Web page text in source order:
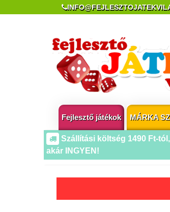
Fejlesztő játékok MÁRKA
Szállítási költség 1490 Ft-
akár INGYEN!